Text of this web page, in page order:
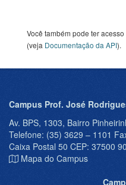
Você também pode ter
(veja Documentação da API).
Campus Prof. José
Av. BPS, 1303, Bairro
Telefone: (35) 3629 – 1101
Caixa Postal 50 CEP: 37500
Mapa do Campus